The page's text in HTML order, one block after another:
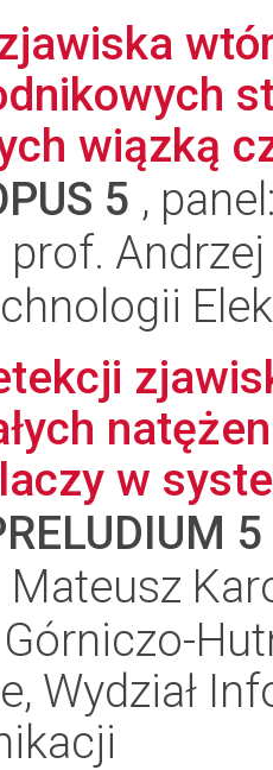
wiązką
5 ,
w
5
Wydział